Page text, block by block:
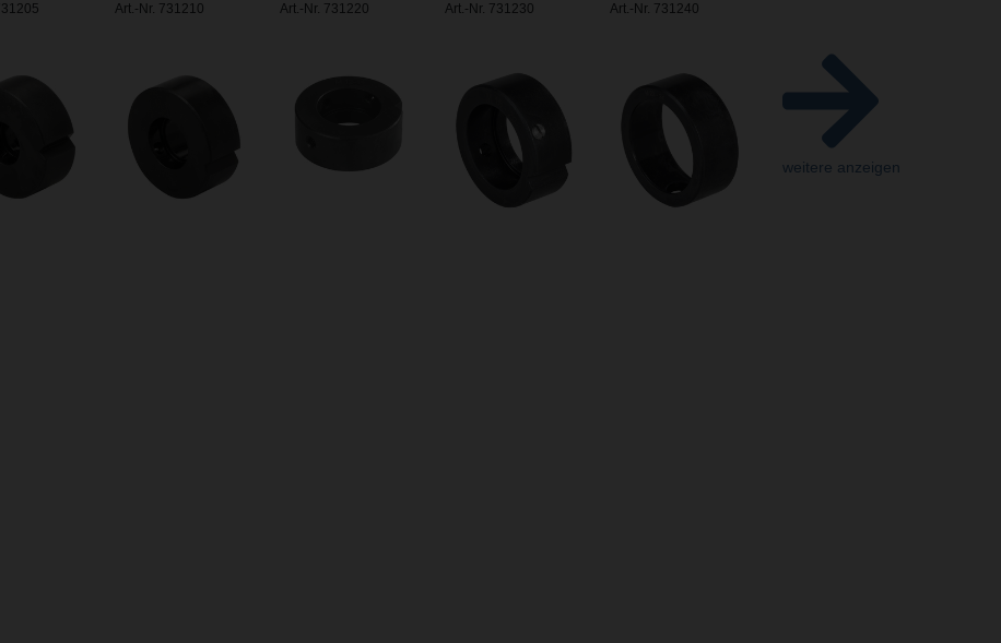
Art.-Nr. 731210
Art.-Nr. 731220
Art.-Nr. 731230
Art.-Nr. 731240
weitere anzeigen